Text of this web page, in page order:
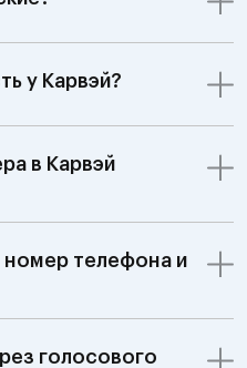
у Карвэй?
в Карвэй
номер телефона и
голосового